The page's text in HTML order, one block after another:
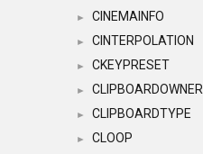
► CINEMAINFO
► CINTERPOLATION
► CKEYPRESET
► CLIPBOARDOWNER
► CLIPBOARDTYPE
► CLOOP